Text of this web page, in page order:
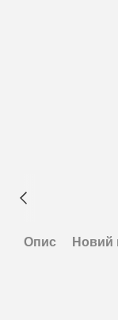
Опис Новий